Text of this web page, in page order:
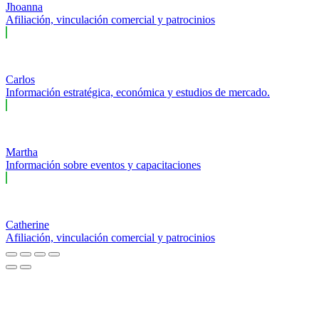
Jhoanna
Afiliación, vinculación comercial y patrocinios
Carlos
Información estratégica, económica y estudios de mercado.
Martha
Información sobre eventos y capacitaciones
Catherine
Afiliación, vinculación comercial y patrocinios